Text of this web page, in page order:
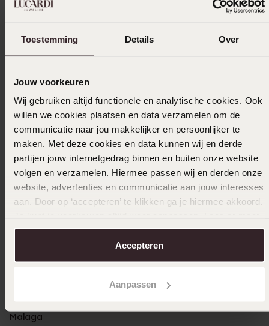
Toestemming Details Over
Jouw voorkeuren
Wij gebruiken altijd functionele en analytische cookies. Ook
willen we cookies plaatsen en data verzamelen om de
communicatie naar jou makkelijker en persoonlijker te
maken. Met deze cookies en data kunnen wij en derde
partijen jouw internetgedrag binnen en buiten onze website
volgen en verzamelen. Hiermee passen wij en derden onze
website, advertenties en communicatie aan jouw interesses
aan. Door op ‘accepteren’ te klikken ga je hiermee akkoord.
over in onscookiebeleid.
Accepteren
Aanpassen
Malaga
14
279.99